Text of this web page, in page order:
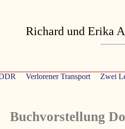
Richard und Erika
Verlorener Transport Zwei
Buchvorstellung